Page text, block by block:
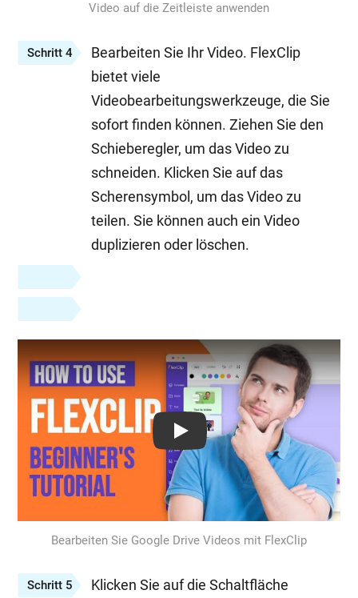
Video auf die Zeitleiste anwenden
Schritt 4
Bearbeiten Sie Ihr Video. FlexClip
bietet viele
Videobearbeitungswerkzeuge, die Sie
sofort finden können. Ziehen Sie den
Schieberegler, um das Video zu
schneiden. Klicken Sie auf das
Scherensymbol, um das Video zu
teilen. Sie können auch ein Video
duplizieren oder löschen.
Play: Keynote (Google I/O '18)
Bearbeiten Sie Google Drive Videos mit FlexClip
Schritt 5 Klicken Sie auf die Schaltfläche